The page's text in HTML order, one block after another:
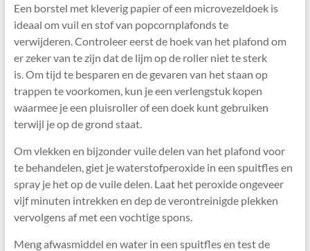
Een borstel met kleverig papier of een microvezeldoek is
ideaal om vuil en stof van popcornplafonds te
verwijderen. Controleer eerst de hoek van het plafond om
er zeker van te zijn dat de lijm op de roller niet te sterk
is. Om tijd te besparen en de gevaren van het staan ​​op
trappen te voorkomen, kun je een verlengstuk kopen
waarmee je een pluisroller of een doek kunt gebruiken
terwijl je op de grond staat.
Om vlekken en bijzonder vuile delen van het plafond voor
te behandelen, giet je waterstofperoxide in een spuitfles en
spray je het op de vuile delen. Laat het peroxide ongeveer
vijf minuten intrekken en dep de verontreinigde plekken
vervolgens af met een vochtige spons.
Meng afwasmiddel en water in een spuitfles en test de